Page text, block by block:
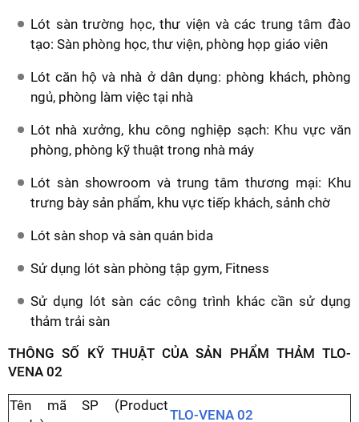
Lót sàn trường học, thư viện và các trung tâm đào
tạo: Sàn phòng học, thư viện, phòng họp giáo viên
Lót căn hộ và nhà ở dân dụng: phòng khách, phòng
ngủ, phòng làm việc tại nhà
Lót nhà xưởng, khu công nghiệp sạch: Khu vực văn
phòng, phòng kỹ thuật trong nhà máy
Lót sàn showroom và trung tâm thương mại: Khu
trưng bày sản phẩm, khu vực tiếp khách, sảnh chờ
Lót sàn shop và sàn quán bida
Sử dụng lót sàn phòng tập gym, Fitness
Sử dụng lót sàn các công trình khác cần sử dụng
thảm trải sàn
THÔNG SỐ KỸ THUẬT CỦA SẢN PHẨM THẢM TLO-
VENA 02
Tên mã SP (Product
TLO-VENA 02